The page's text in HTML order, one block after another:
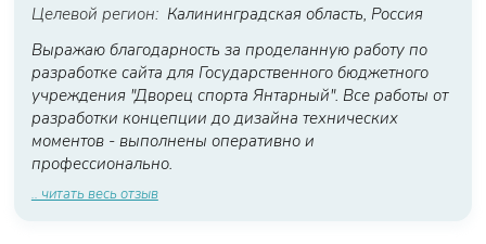
Целевой регион: Калининградская область, Россия
Выражаю благодарность за проделанную работу по
разработке сайта для Государственного бюджетного
учреждения "Дворец спорта Янтарный". Все работы от
разработки концепции до дизайна технических
моментов - выполнены оперативно и
профессионально.
.. читать весь отзыв